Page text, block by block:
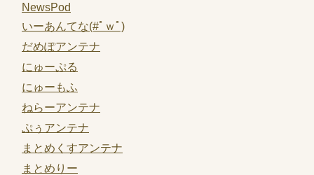
NewsPod
いーあんてな(#ﾟｗﾟ)
だめぽアンテナ
にゅーぷる
にゅーもふ
ねらーアンテナ
ぷぅアンテナ
まとめくすアンテナ
まとめりー